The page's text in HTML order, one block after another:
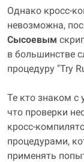
Однако
невозможна,
Сысоевым
в большинстве
процедуру "Try
Те кто знаком с
что проверки
процедурами,
применять